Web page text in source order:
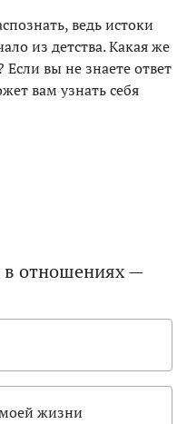
ведь истоки
из детства. Какая же
вы не знаете ответ
вам узнать себя
в отношениях —
жизни